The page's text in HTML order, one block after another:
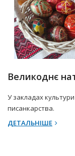
9 Квітня 2025 р.
Великоднє
У закладах
писанкарства.
ДЕТАЛЬНІШЕ